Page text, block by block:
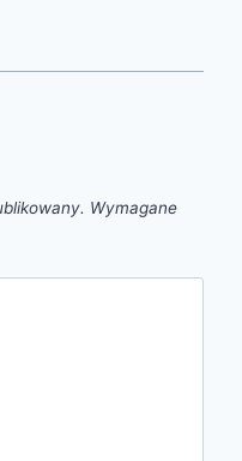
Wymagane